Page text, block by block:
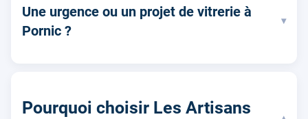
Une urgence ou un projet de vitrerie à
Pornic ?
▾
Pourquoi choisir Les Artisans